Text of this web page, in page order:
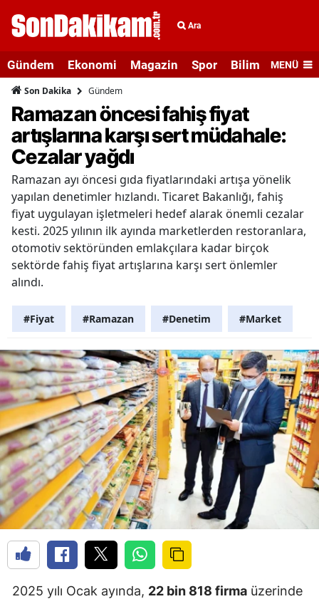
Ara
Gündem Ekonomi Magazin Spor Bilim veMENÜ
Son Dakika Gündem
Ramazan öncesi fahiş fiyat
artışlarına karşı sert müdahale:
Cezalar yağdı
Ramazan ayı öncesi gıda fiyatlarındaki artışa yönelik
yapılan denetimler hızlandı. Ticaret Bakanlığı, fahiş
fiyat uygulayan işletmeleri hedef alarak önemli cezalar
kesti. 2025 yılının ilk ayında marketlerden restoranlara,
otomotiv sektöründen emlakçılara kadar birçok
sektörde fahiş fiyat artışlarına karşı sert önlemler
alındı.
#Fiyat #Ramazan #Denetim #Market
2025 yılı Ocak ayında, 22 bin 818 firma üzerinde